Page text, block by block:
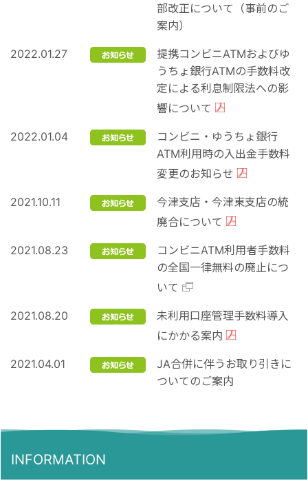
部改正について（事前のご
案内）
2022.01.27
提携コンビニATMおよびゆ
うちょ銀行ATMの手数料改
定による利息制限法への影
響について
2022.01.04
コンビニ・ゆうちょ銀行
ATM利用時の入出金手数料
変更のお知らせ
2021.10.11
今津支店・今津東支店の統
廃合について
2021.08.23
コンビニATM利用者手数料
の全国一律無料の廃止につ
いて
2021.08.20
未利用口座管理手数料導入
にかかる案内
2021.04.01
JA合併に伴うお取り引きに
ついてのご案内
INFORMATION